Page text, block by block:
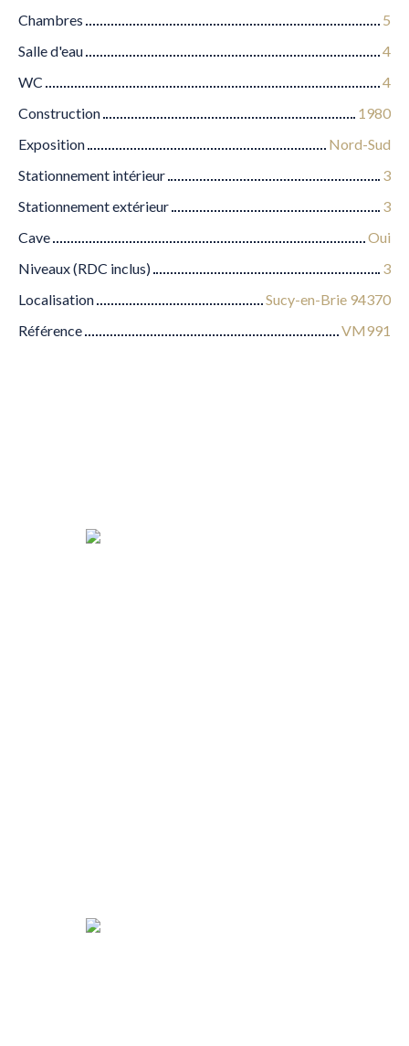
Chambres
5
Salle d'eau
4
WC
4
Construction
1980
Exposition
Nord-Sud
Stationnement intérieur
3
Stationnement extérieur
3
Cave
Oui
Niveaux (RDC inclus)
3
Localisation
Sucy-en-Brie 94370
Référence
VM991